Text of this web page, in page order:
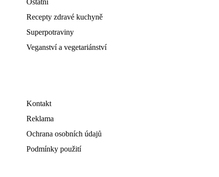
Ostatní
Recepty zdravé kuchyně
Superpotraviny
Veganství a vegetariánství
Kontakt
Reklama
Ochrana osobních údajů
Podmínky použití